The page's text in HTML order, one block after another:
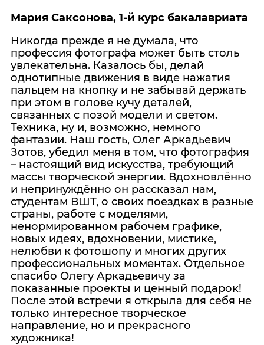
Мария Саксонова, 1-й курс бакалавриата
Никогда прежде я не думала, что
профессия фотографа может быть столь
увлекательна. Казалось бы, делай
однотипные движения в виде нажатия
пальцем на кнопку и не забывай держать
при этом в голове кучу деталей,
связанных с позой модели и светом.
Техника, ну и, возможно, немного
фантазии. Наш гость, Олег Аркадьевич
Зотов, убедил меня в том, что фотография
– настоящий вид искусства, требующий
массы творческой энергии. Вдохновлённо
и непринуждённо он рассказал нам,
студентам ВШТ, о своих поездках в разные
страны, работе с моделями,
ненормированном рабочем графике,
новых идеях, вдохновении, мистике,
нелюбви к фотошопу и многих других
профессиональных моментах. Отдельное
спасибо Олегу Аркадьевичу за
показанные проекты и ценный подарок!
После этой встречи я открыла для себя не
только интересное творческое
направление, но и прекрасного
художника!